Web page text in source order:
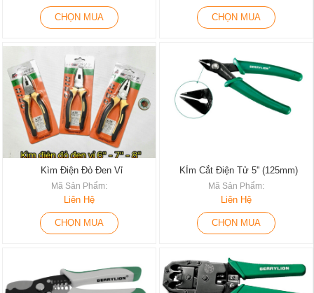
CHỌN MUA CHỌN MUA
Kìm Điện Đỏ Đen Vỉ
Mã Sản Phẩm:
Liên Hệ
CHỌN MUA
KÌm Cắt Điện Tử 5'' (125mm)
Mã Sản Phẩm:
Liên Hệ
CHỌN MUA